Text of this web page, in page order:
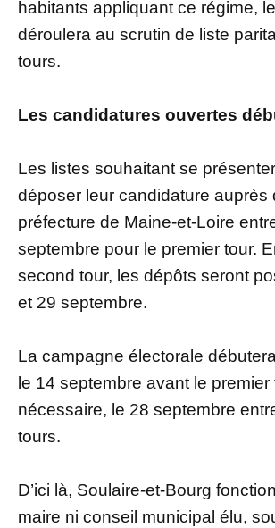
habitants appliquant ce régime,
déroulera au scrutin de liste
tours.
Les candidatures ouvertes
Les listes souhaitant se
déposer leur candidature auprès
préfecture de Maine-et-Loire
septembre pour le premier tour.
second tour, les dépôts seront
et 29 septembre.
La campagne électorale
le 14 septembre avant le premier
nécessaire, le 28 septembre
tours.
D’ici là, Soulaire-et-Bourg
maire ni conseil municipal élu,